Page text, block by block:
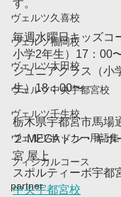
ヴェルツ久喜校
ヴェルツ福岡校
ヴェルツ太田校
ヴェルツ中央宇都宮校
ヴェルツ壬生校
ヴェルツサッカー用語集
フィジカルコース
partner
す。
毎週水曜日キッズコ
小学2年生）17：00
ジュニアクラス（小
生）18：00〜
栃木県宇都宮市馬場
２ MEGAドン・キホ
宮 屋上
スポルティーボ宇都
中央宇都宮校